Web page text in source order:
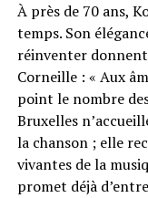
À près de 70 ans,
temps. Son
réinventer
Corneille : « Aux
point le nombre
Bruxelles
la chanson ; elle
vivantes de la
promet déjà